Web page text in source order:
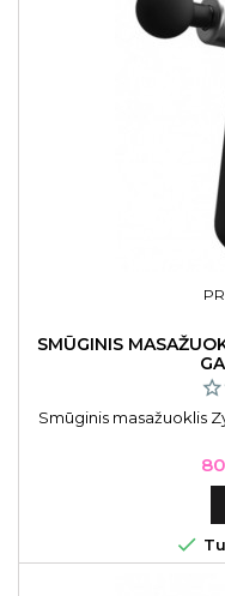
SMŪGINIS
Smūginis masažuoklis
